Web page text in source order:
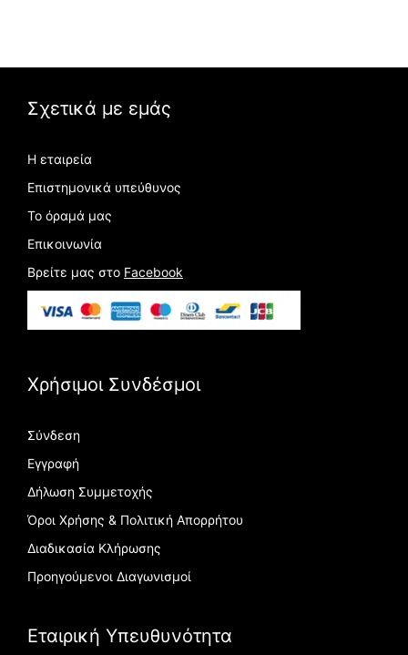
Σχετικά με εμάς
Η εταιρεία
Επιστημονικά υπεύθυνος
Το όραμά μας
Επικοινωνία
Βρείτε μας στο Facebook
Χρήσιμοι Συνδέσμοι
Σύνδεση
Εγγραφή
Δήλωση Συμμετοχής
Όροι Χρήσης & Πολιτική Απορρήτου
Διαδικασία Κλήρωσης
Προηγούμενοι Διαγωνισμοί
Εταιρική Υπευθυνότητα